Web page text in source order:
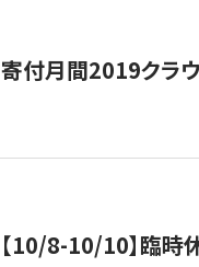
寄付月間2019クラ
【10/8-10/10】臨時